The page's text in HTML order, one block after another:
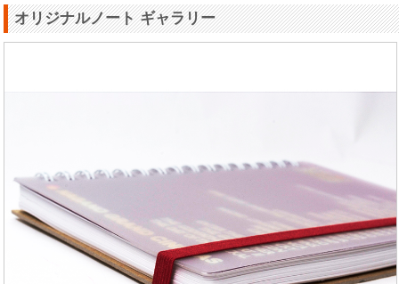
オリジナルノート ギャラリー